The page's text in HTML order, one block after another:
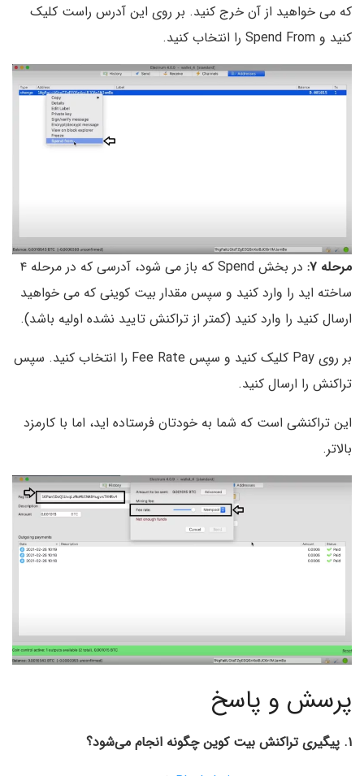
که می خواهید از آن خرج کنید. بر روی این آدرس راست کلیک
کنید و Spend From‌ را انتخاب کنید.
مرحله ۷:
در بخش Spend که باز می شود، آدرسی که در مرحله ۴
ساخته اید را وارد کنید و سپس مقدار بیت کوینی که می خواهید
ارسال کنید را وارد کنید (کمتر از تراکنش تایید نشده اولیه باشد).
بر روی Pay کلیک کنید و سپس Fee Rate را انتخاب کنید. سپس
تراکنش را ارسال کنید.
این تراکنشی است که شما به خودتان فرستاده اید، اما با کارمزد
بالاتر.
پرسش و پاسخ
۱. پیگیری تراکنش بیت کوین چگونه انجام می‌شود؟